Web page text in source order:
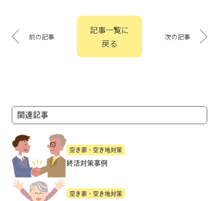
稿
ナ
ョ
ン
前の記事
記事一覧に
戻る
次の記事
関連記事
空き家・空き地対策
終活対策事例
空き家・空き地対策